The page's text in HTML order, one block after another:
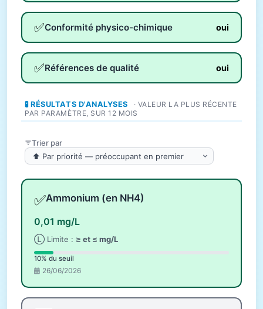
✅Conformité physico-chimique oui
✅Références de qualité oui
🧪 RÉSULTATS D'ANALYSES
· VALEUR LA PLUS RÉCENTE
PAR PARAMÈTRE, SUR 12 MOIS
Trier par
✅Ammonium (en NH4)
0,01 mg/L
Ⓛ Limite : ≥ et ≤ mg/L
10% du seuil
26/06/2026